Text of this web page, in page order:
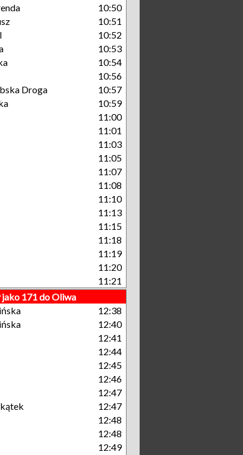
10:50
10:51
10:52
10:53
10:54
10:56
Droga
10:57
10:59
11:00
11:01
11:03
11:05
11:07
11:08
11:10
11:13
11:15
11:18
11:19
11:20
11:21
jako 171 do Oliwa
12:38
12:40
12:41
12:44
12:45
12:46
12:47
12:47
12:48
12:48
12:49